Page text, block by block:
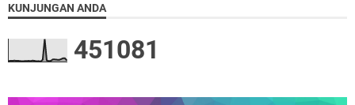
KUNJUNGAN ANDA
451081